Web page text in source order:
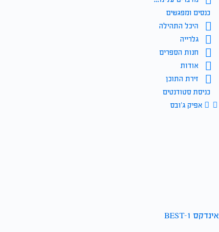
כנסים ומפגשים
היכל התהילה
גלרייה
חנות הספרים
אודות
זירת התוכן
כניסת סטודנטים
אפיק ג’ובס
אינדקס BEST-1